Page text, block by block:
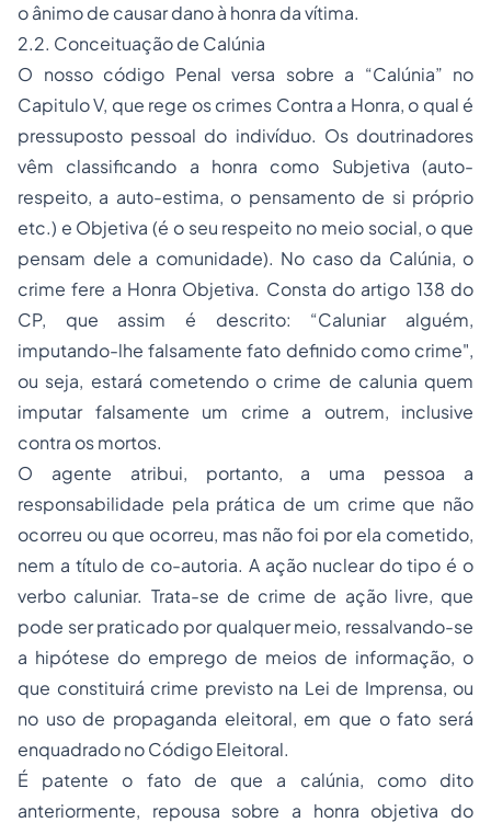
o ânimo de causar dano à honra da vítima.
2.2. Conceituação de Calúnia
O nosso código Penal versa sobre a “Calúnia” no
Capitulo V, que rege os crimes Contra a Honra, o qual é
pressuposto pessoal do indivíduo. Os doutrinadores
vêm classificando a honra como Subjetiva (auto-
respeito, a auto-estima, o pensamento de si próprio
etc.) e Objetiva (é o seu respeito no meio social, o que
pensam dele a comunidade). No caso da Calúnia, o
crime fere a Honra Objetiva. Consta do artigo 138 do
CP, que assim é descrito: “Caluniar alguém,
imputando-lhe falsamente fato definido como crime",
ou seja, estará cometendo o crime de calunia quem
imputar falsamente um crime a outrem, inclusive
contra os mortos.
O agente atribui, portanto, a uma pessoa a
responsabilidade pela prática de um crime que não
ocorreu ou que ocorreu, mas não foi por ela cometido,
nem a título de co-autoria. A ação nuclear do tipo é o
verbo caluniar. Trata-se de crime de ação livre, que
pode ser praticado por qualquer meio, ressalvando-se
a hipótese do emprego de meios de informação, o
que constituirá crime previsto na Lei de Imprensa, ou
no uso de propaganda eleitoral, em que o fato será
enquadrado no Código Eleitoral.
É patente o fato de que a calúnia, como dito
anteriormente, repousa sobre a honra objetiva do